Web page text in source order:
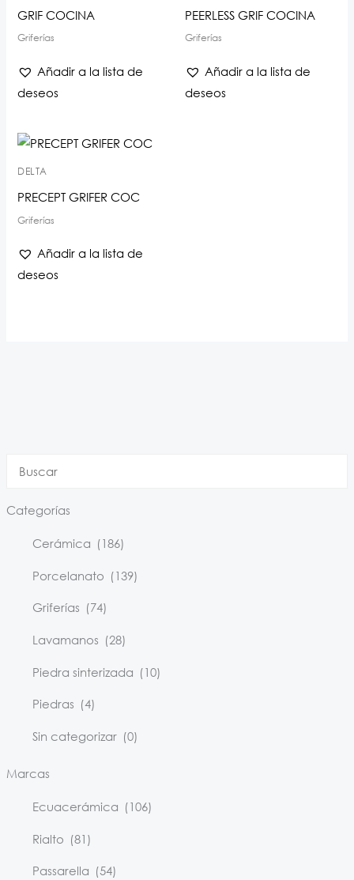
Categorías
Cerámica (186)
Porcelanato (139)
Griferías (74)
Lavamanos (28)
Piedra sinterizada (10)
Piedras (4)
Sin categorizar (0)
Marcas
Ecuacerámica (106)
Rialto (81)
Passarella (54)
GRIF COCINA
Griferías
Añadir a la lista de
deseos
PEERLESS GRIF COCINA
Griferías
Añadir a la lista de
deseos
DELTA
PRECEPT GRIFER COC
Griferías
Añadir a la lista de
deseos